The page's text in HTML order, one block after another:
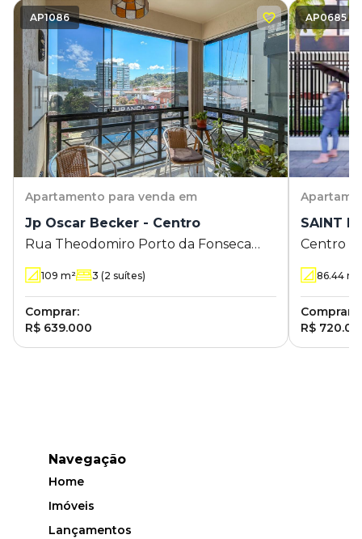
AP1086
Apartamento para venda em
Jp Oscar Becker - Centro
Rua Theodomiro Porto da Fonseca
290 - Centro - Estância Velha - RS
109 m² 3 (2 suítes)
Comprar:
R$ 639.000
AP0685
SAINT
Centro
86.44 m²
Comprar:
R$
Navegação
Home
Imóveis
Lançamentos